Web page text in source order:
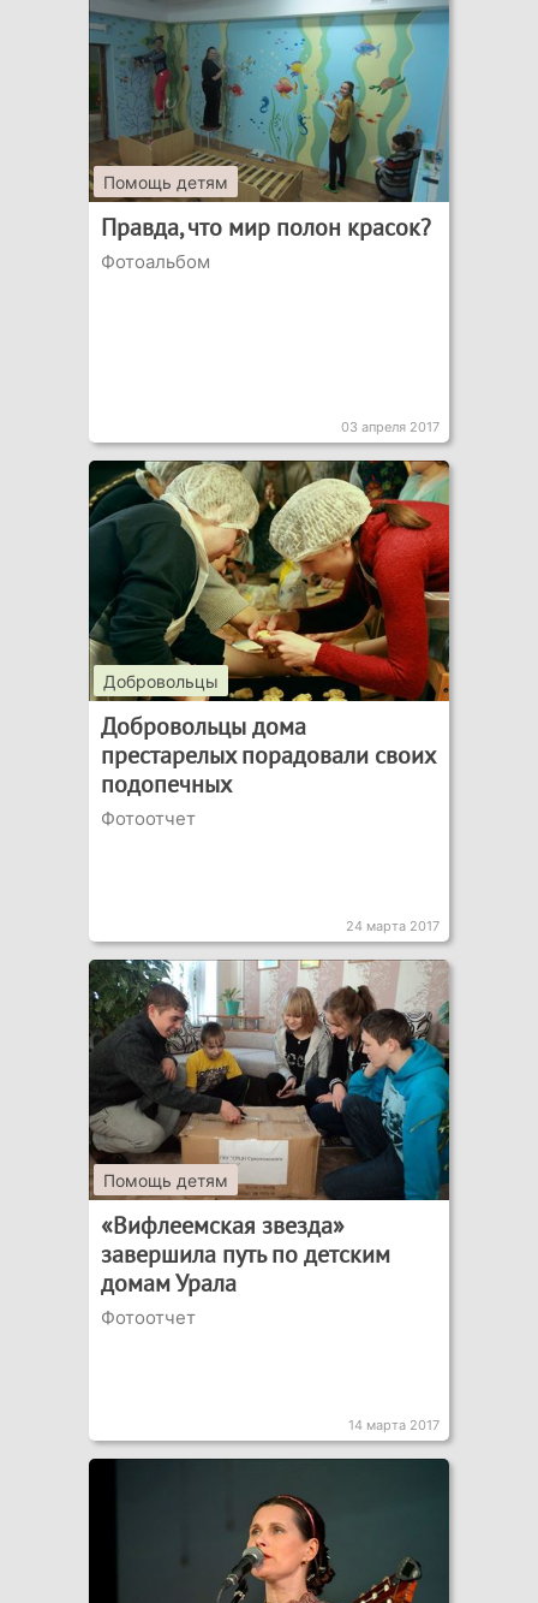
Помощь детям
Правда, что мир полон красок?
Фотоальбом
03 апреля 2017
Добровольцы
Добровольцы дома
престарелых порадовали своих
подопечных
Фотоотчет
24 марта 2017
Помощь детям
«Вифлеемская звезда»
завершила путь по детским
домам Урала
Фотоотчет
14 марта 2017